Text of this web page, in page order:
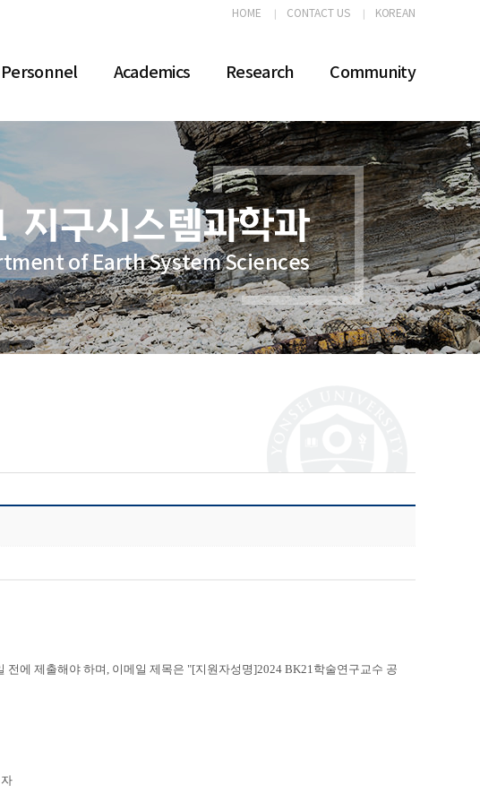
HOME CONTACT US KOREAN
Personnel Academics Research Community
of Earth System Sciences
전에 제출해야 하며 , 이메일 제목은 "[지원자성명]2024 BK21학술연구교수 공